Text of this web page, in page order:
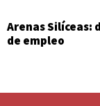
Arenas Silíceas:
de empleo